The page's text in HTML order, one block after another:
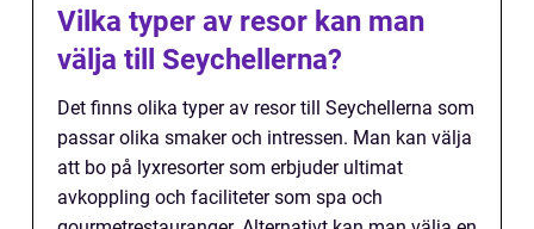
Vilka typer av resor kan man
välja till Seychellerna?
Det finns olika typer av resor till Seychellerna som
passar olika smaker och intressen. Man kan välja
att bo på lyxresorter som erbjuder ultimat
avkoppling och faciliteter som spa och